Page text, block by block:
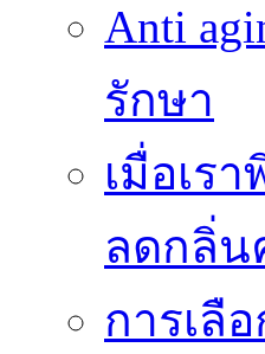
Anti
รักษา
เมื่อเร
ลดกลิ่น
การเลื